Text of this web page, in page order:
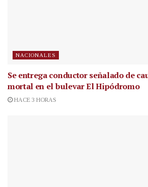
NACIONALES
Se entrega conductor señalado de
mortal en el bulevar El Hipódromo
HACE 3 HORAS